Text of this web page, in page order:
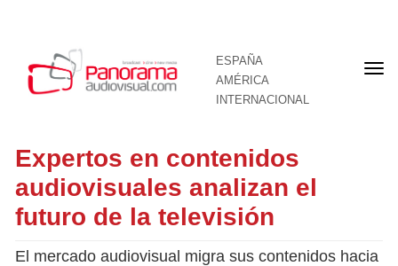
ESPAÑA
AMÉRICA
INTERNACIONAL
Expertos en contenidos
audiovisuales analizan el
futuro de la televisión
El mercado audiovisual migra sus contenidos hacia